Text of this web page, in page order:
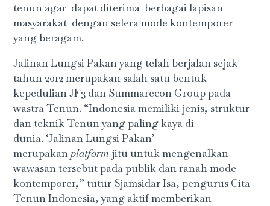
tenun agar dapat diterima berbagai lapisan
masyarakat dengan selera mode kontemporer
yang beragam.
Jalinan Lungsi Pakan yang telah berjalan sejak
tahun 2012 merupakan salah satu bentuk
kepedulian JF3 dan Summarecon Group pada
wastra Tenun. “Indonesia memiliki jenis, struktur
dan teknik Tenun yang paling kaya di
dunia. ‘Jalinan Lungsi Pakan’
merupakanplatform jitu untuk mengenalkan
wawasan tersebut pada publik dan ranah mode
kontemporer,” tutur Sjamsidar Isa, pengurus Cita
Tenun Indonesia, yang aktif memberikan